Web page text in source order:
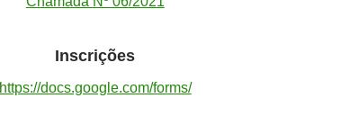
Inscrições
https://docs.google.com/forms/